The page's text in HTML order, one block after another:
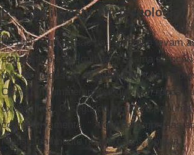
Por que investir em tecnologia?
Ao definir quais são os eixos que levam
empresário e pesquisador chama
função do desejo deevolução. “As
China tem uma empresa que tem robôs
exemplifica. O segundo motivo é por uma
competitivamente. “ Algumas empresas
reposicionamento no mercado”, pontua.